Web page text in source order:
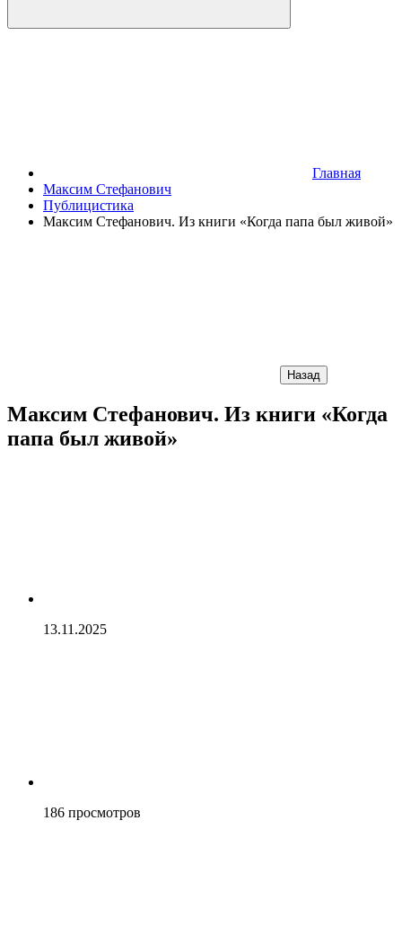
Главная
Максим Стефанович
Публицистика
Максим Стефанович. Из книги «Когда папа был живой»
Назад
Максим Стефанович. Из книги «Когда
папа был живой»
13.11.2025
186 просмотров